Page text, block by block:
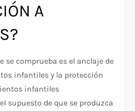
A
se comprueba es el anclaje de
infantiles y la protección
infantiles
supuesto de que se produzca